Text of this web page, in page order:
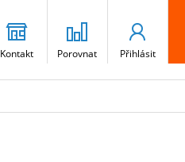
Kontakt Porovnat Přihlásit